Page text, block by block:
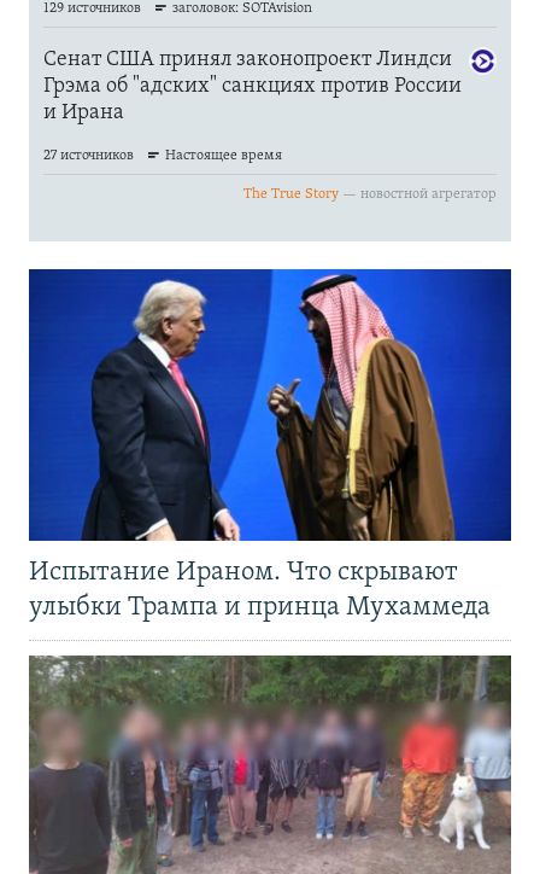
Испытание Ираном. Что скрывают
улыбки Трампа и принца Мухаммеда